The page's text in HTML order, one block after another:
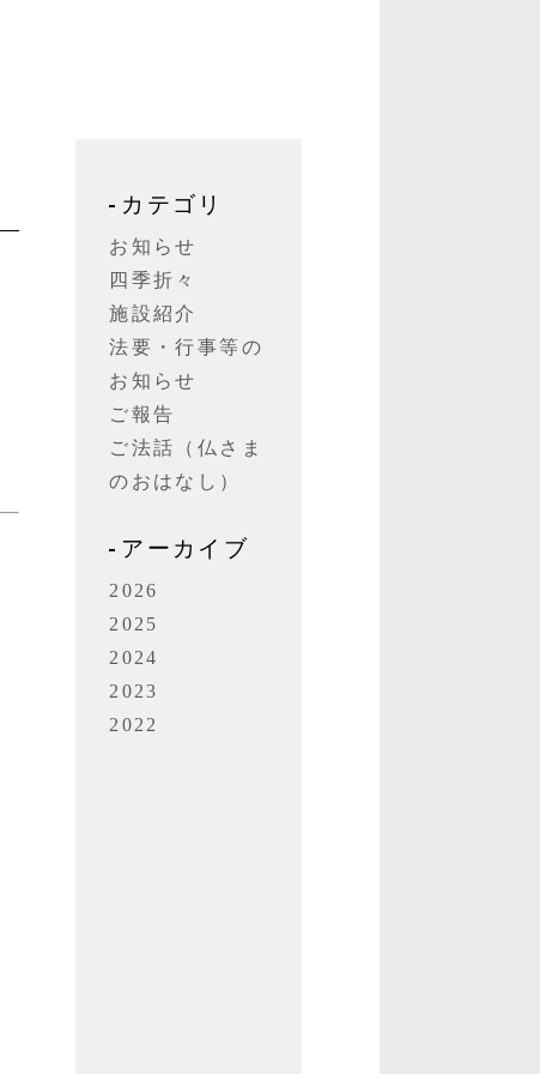
カテゴリ
お知らせ
四季折々
施設紹介
法要・行事等の
お知らせ
ご報告
ご法話（仏さま
のおはなし）
アーカイブ
2026
2025
2024
2023
2022